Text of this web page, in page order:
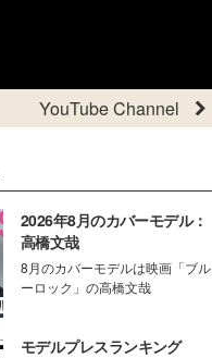
YouTube Channel
2026年8月のカバーモデル：
高橋文哉
8月のカバーモデルは映画「ブル
ーロック」の高橋文哉
モデルプレスランキング